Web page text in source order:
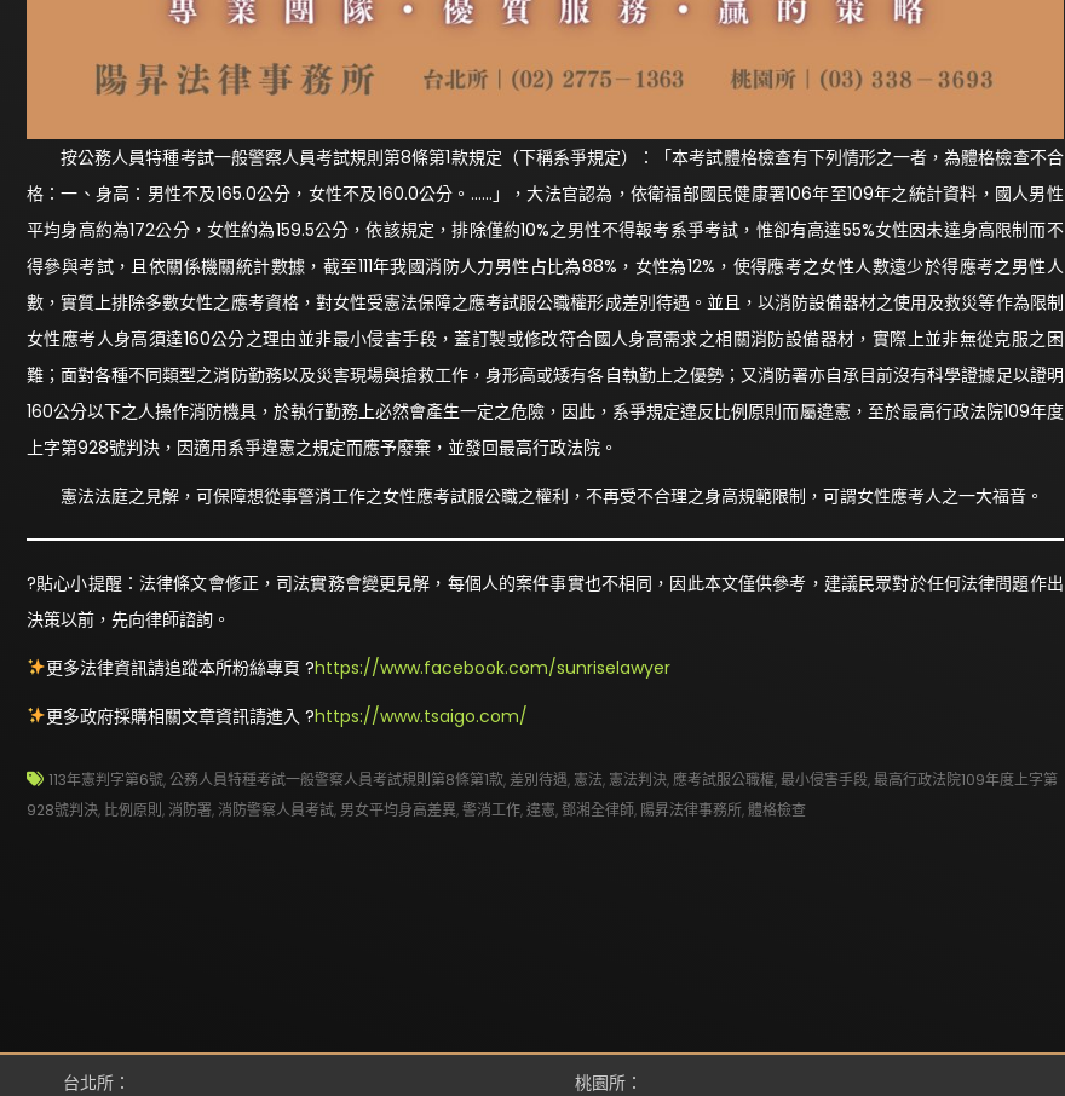
按公務人員特種考試一般警察人員考試規則第8條第1款規定（下稱系爭規定）：「本考試體格檢查有下列情形之一者，為體格檢查不合
格：一、身高：男性不及165.0公分，女性不及160.0公分。……」，大法官認為，依衛福部國民健康署106年至109年之統計資料，國人男性
平均身高約為172公分，女性約為159.5公分，依該規定，排除僅約10%之男性不得報考系爭考試，惟卻有高達55%女性因未達身高限制而不
得參與考試，且依關係機關統計數據，截至111年我國消防人力男性占比為88%，女性為12%，使得應考之女性人數遠少於得應考之男性人
數，實質上排除多數女性之應考資格，對女性受憲法保障之應考試服公職權形成差別待遇。並且，以消防設備器材之使用及救災等作為限制
女性應考人身高須達160公分之理由並非最小侵害手段，蓋訂製或修改符合國人身高需求之相關消防設備器材，實際上並非無從克服之困
難；面對各種不同類型之消防勤務以及災害現場與搶救工作，身形高或矮有各自執勤上之優勢；又消防署亦自承目前沒有科學證據足以證明
160公分以下之人操作消防機具，於執行勤務上必然會產生一定之危險，因此，系爭規定違反比例原則而屬違憲，至於最高行政法院109年度
上字第928號判決，因適用系爭違憲之規定而應予廢棄，並發回最高行政法院。
憲法法庭之見解，可保障想從事警消工作之女性應考試服公職之權利，不再受不合理之身高規範限制，可謂女性應考人之一大福音。
?貼心小提醒：法律條文會修正，司法實務會變更見解，每個人的案件事實也不相同，因此本文僅供參考，建議民眾對於任何法律問題作出
決策以前，先向律師諮詢。
更多法律資訊請追蹤本所粉絲專頁 ?https://www.facebook.com/sunriselawyer
更多政府採購相關文章資訊請進入 ?https://www.tsaigo.com/
113年憲判字第6號,公務人員特種考試一般警察人員考試規則第8條第1款,差別待遇, 憲法, 憲法判決,應考試服公職權,最小侵害手段,最高行政法院109年度上字第
928號判決, 比例原則 ,消防署,消防警察人員考試, 男女平均身高差異,警消工作,違憲, 鄧湘全律師, 陽昇法律事務所,體格檢查
台北所： 桃園所：